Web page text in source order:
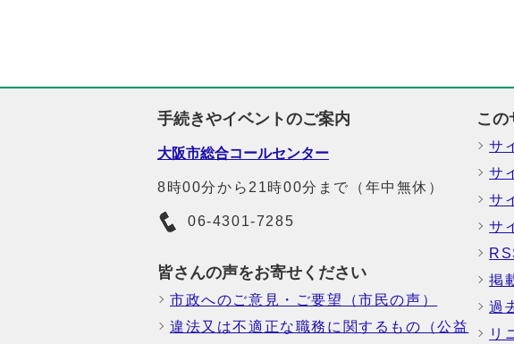
手続きやイベントのご案内
大阪市総合コールセンター
8時00分から21時00分まで（年中無休）
06-4301-7285
皆さんの声をお寄せください
市政へのご意見・ご要望（市民の声）
違法又は不適正な職務に関するもの（公益
この
サ
サ
サ
サ
掲
過
リ